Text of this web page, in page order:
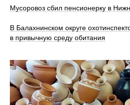
Мусоровоз сбил пенсионерку в
В Балахнинском округе
в привычную среду обитания